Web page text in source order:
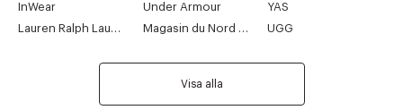
InWear
Under Armour
YAS
Lauren Ralph Lauren
Magasin du Nord Collection UGG
Visa alla